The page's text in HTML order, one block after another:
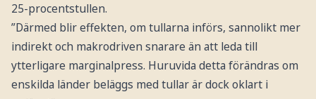
25-procentstullen.
”Därmed blir effekten, om tullarna införs, sannolikt mer
indirekt och makrodriven snarare än att leda till
ytterligare marginalpress. Huruvida detta förändras om
enskilda länder beläggs med tullar är dock oklart i